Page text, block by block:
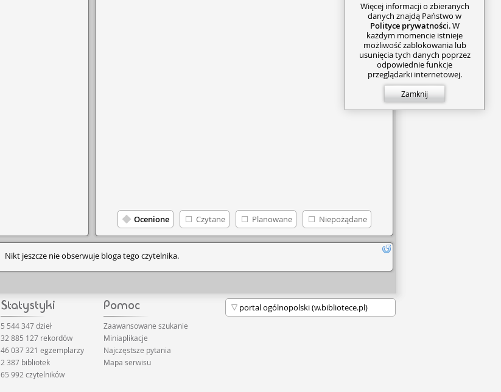
Ocenione Czytane Planowane Niepożądane
Nikt jeszcze nie obserwuje bloga tego czytelnika.
5 544 347 dzieł
32 885 127 rekordów
46 037 321 egzemplarzy
2 387 bibliotek
65 992 czytelników
Zaawansowane szukanie
Miniaplikacje
Najczęstsze pytania
Mapa serwisu
Więcej informacji o zbieranych
danych znajdą Państwo w
Polityce prywatności. W
każdym momencie istnieje
możliwość zablokowania lub
usunięcia tych danych poprzez
odpowiednie funkcje
przeglądarki internetowej.
Zamknij